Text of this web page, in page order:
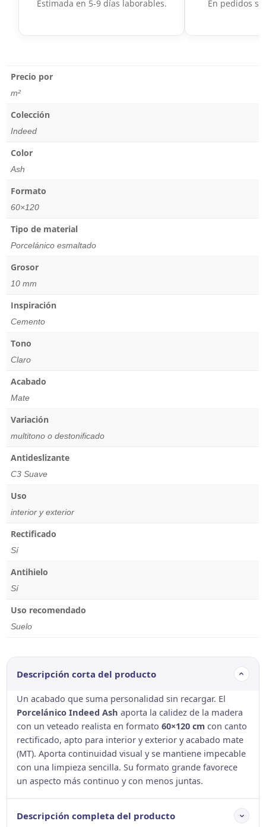
Estimada en 5-9 días laborables. En pedidos
Precio por
m²
Colección
Indeed
Color
Ash
Formato
60×120
Tipo de material
Porcelánico esmaltado
Grosor
10 mm
Inspiración
Cemento
Tono
Claro
Acabado
Mate
Variación
multitono o destonificado
Antideslizante
C3 Suave
Uso
interior y exterior
Rectificado
Sí
Antihielo
Sí
Uso recomendado
Suelo
Descripción corta del producto
Un acabado que suma personalidad sin recargar. El
Porcelánico Indeed Ash aporta la calidez de la madera
con un veteado realista en formato60×120 cm con canto
rectificado, apto para interior y exterior y acabado mate
(MT). Aporta continuidad visual y se mantiene impecable
con una limpieza sencilla. Su formato grande favorece
un aspecto más continuo y con menos juntas.
Descripción completa del producto